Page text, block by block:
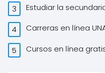
Estudiar la
Carreras en línea
Cursos en línea